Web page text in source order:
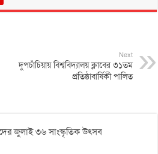
Next
দুপচাঁচিয়ায় বিশ্ববিদ্যালয় ক্লাবের ৩১তম
প্রতিষ্ঠাবার্ষিকী পালিত
জুলাই ৩৬ সাংস্কৃতিক উৎসব